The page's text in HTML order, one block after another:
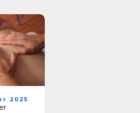
2025